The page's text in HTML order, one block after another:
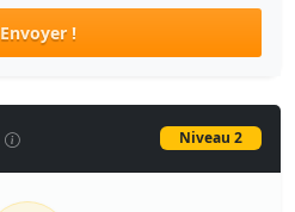
Envoyer !
Niveau 2